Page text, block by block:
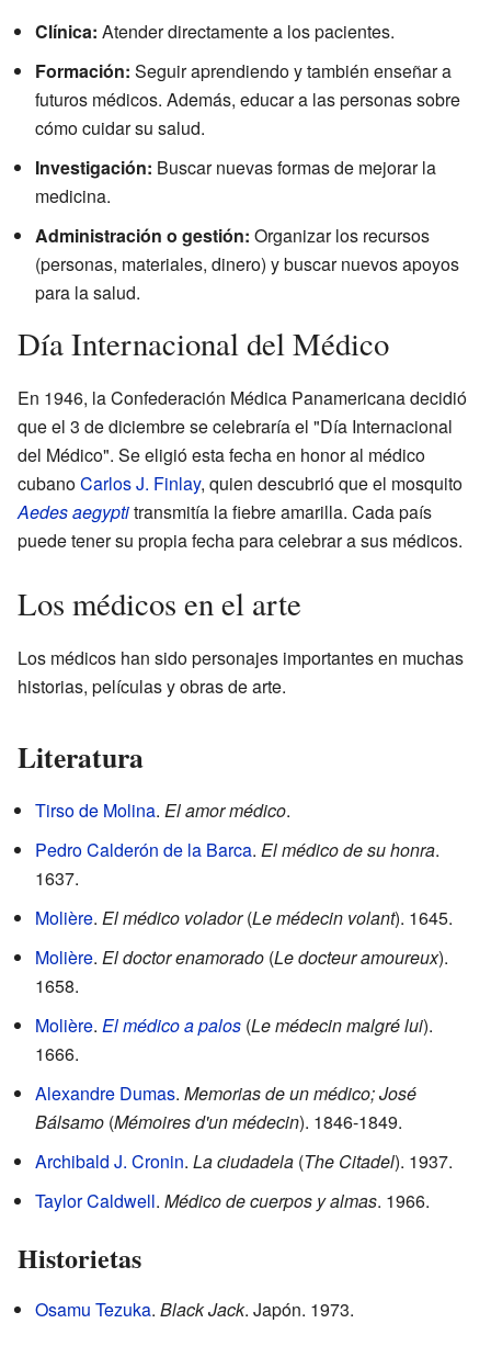
Clínica: Atender directamente a los pacientes.
Formación: Seguir aprendiendo y también enseñar a
futuros médicos. Además, educar a las personas sobre
cómo cuidar su salud.
Investigación: Buscar nuevas formas de mejorar la
medicina.
Administración o gestión: Organizar los recursos
(personas, materiales, dinero) y buscar nuevos apoyos
para la salud.
Día Internacional del Médico
En 1946, la Confederación Médica Panamericana decidió
que el 3 de diciembre se celebraría el "Día Internacional
del Médico". Se eligió esta fecha en honor al médico
cubanoCarlos J. Finlay, quien descubrió que el mosquito
Aedes aegyptitransmitía la fiebre amarilla. Cada país
puede tener su propia fecha para celebrar a sus médicos.
Los médicos en el arte
Los médicos han sido personajes importantes en muchas
historias, películas y obras de arte.
Literatura
Tirso de Molina. El amor médico.
Pedro Calderón de la Barca. El médico de su honra.
1637.
Molière. El médico volador(Le médecin volant). 1645.
Molière. El doctor enamorado (Le docteur amoureux).
1658.
Molière. El médico a palos (Le médecin malgré lui).
1666.
Alexandre Dumas. Memorias de un médico; José
Bálsamo (Mémoires d'un médecin). 1846-1849.
Archibald J. Cronin. La ciudadela (The Citadel). 1937.
Taylor Caldwell. Médico de cuerpos y almas. 1966.
Historietas
Osamu Tezuka. Black Jack. Japón. 1973.